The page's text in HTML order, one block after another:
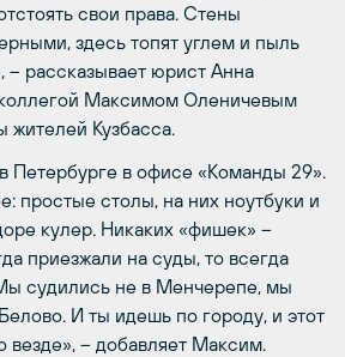
свои права. Стены
здесь топят углем и пыль
– рассказывает юрист Анна
Максимом Оленичевым
Кузбасса.
Петербурге в офисе «Команды 29».
простые столы, на них ноутбуки и
кулер. Никаких «фишек» –
приезжали на суды, то всегда
судились не в Менчерепе, мы
И ты идешь по городу, и этот
везде», – добавляет Максим.